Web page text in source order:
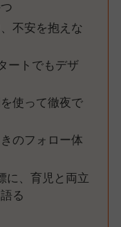
不安を抱えな
ートでもデザ
使って徹夜で
のフォロー体
に、育児と両立
る